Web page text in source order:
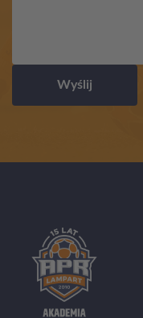
Wyślij